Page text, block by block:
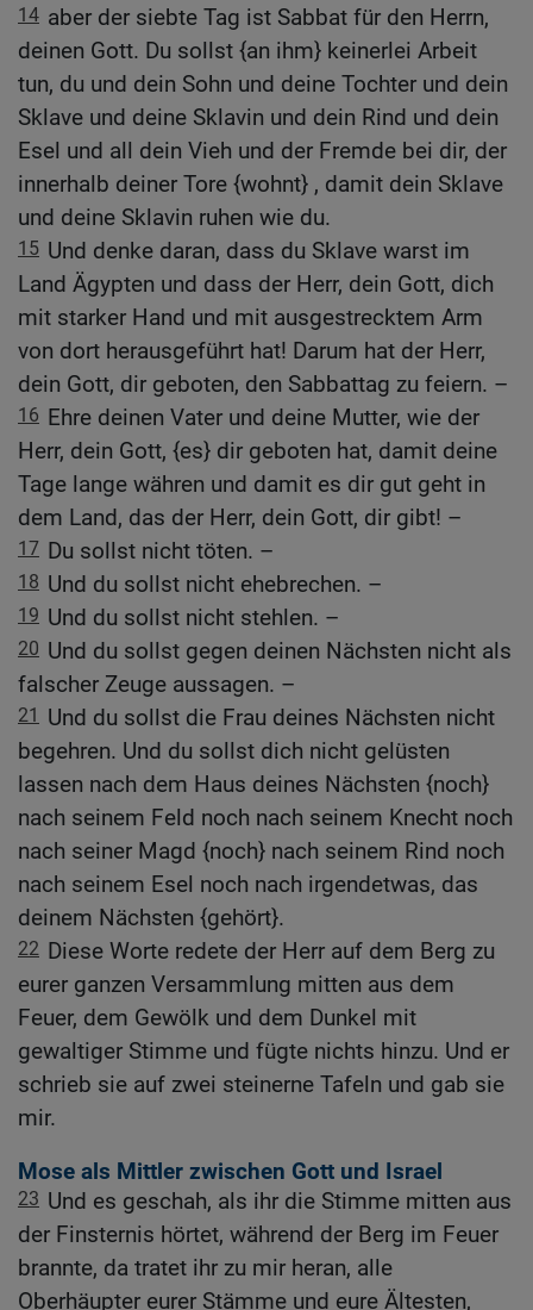
14 aber der siebte Tag ist Sabbat für den Herrn,
deinen Gott. Du sollst {an ihm} keinerlei Arbeit
tun, du und dein Sohn und deine Tochter und dein
Sklave und deine Sklavin und dein Rind und dein
Esel und all dein Vieh und der Fremde bei dir, der
innerhalb deiner Tore {wohnt} , damit dein Sklave
und deine Sklavin ruhen wie du.
15 Und denke daran, dass du Sklave warst im
Land Ägypten und dass der Herr, dein Gott, dich
mit starker Hand und mit ausgestrecktem Arm
von dort herausgeführt hat! Darum hat der Herr,
dein Gott, dir geboten, den Sabbattag zu feiern. –
16 Ehre deinen Vater und deine Mutter, wie der
Herr, dein Gott, {es} dir geboten hat, damit deine
Tage lange währen und damit es dir gut geht in
dem Land, das der Herr, dein Gott, dir gibt! –
17 Du sollst nicht töten. –
18 Und du sollst nicht ehebrechen. –
19 Und du sollst nicht stehlen. –
20 Und du sollst gegen deinen Nächsten nicht als
falscher Zeuge aussagen. –
21 Und du sollst die Frau deines Nächsten nicht
begehren. Und du sollst dich nicht gelüsten
lassen nach dem Haus deines Nächsten {noch}
nach seinem Feld noch nach seinem Knecht noch
nach seiner Magd {noch} nach seinem Rind noch
nach seinem Esel noch nach irgendetwas, das
deinem Nächsten {gehört}.
22 Diese Worte redete der Herr auf dem Berg zu
eurer ganzen Versammlung mitten aus dem
Feuer, dem Gewölk und dem Dunkel mit
gewaltiger Stimme und fügte nichts hinzu. Und er
schrieb sie auf zwei steinerne Tafeln und gab sie
mir.
Mose als Mittler zwischen Gott und Israel
23 Und es geschah, als ihr die Stimme mitten aus
der Finsternis hörtet, während der Berg im Feuer
brannte, da tratet ihr zu mir heran, alle
Oberhäupter eurer Stämme und eure Ältesten,